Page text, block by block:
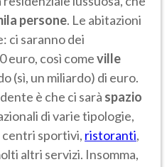
persone. Le abitazioni
ci saranno dei
euro, così comeville
(sì, un miliardo) di euro.
è che ci sarà spazio
di varie tipologie,
centri sportivi, ristoranti,
altri servizi. Insomma,